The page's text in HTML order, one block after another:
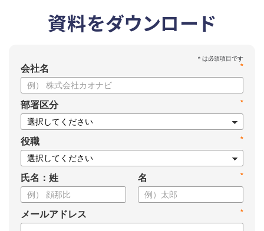
資料をダウンロード
*
会社名
*
部署区分
*
役職
氏名：姓 *
名
*
メールアドレス